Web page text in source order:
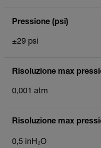
Pressione (psi)
±29 psi
Risoluzione max
0,001 atm
Risoluzione max
0,5 inH₂O